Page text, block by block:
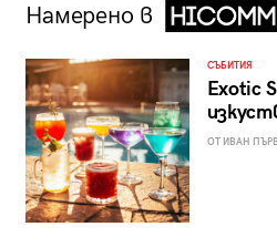
Намерено в
СЪБИТИЯ
Exotic
ОТ ИВАН